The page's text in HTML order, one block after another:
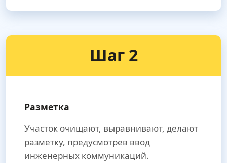
Шаг 2
Разметка
Участок очищают, выравнивают, делают
разметку, предусмотрев ввод
инженерных коммуникаций.